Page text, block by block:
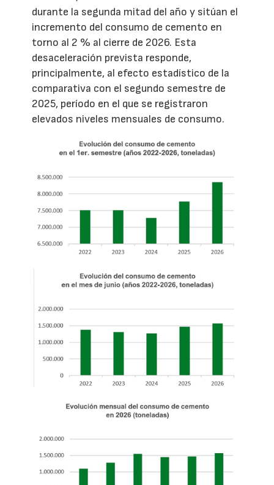
durante la segunda mitad del año y sitúan el
incremento del consumo de cemento en
torno al 2 % al cierre de 2026. Esta
desaceleración prevista responde,
principalmente, al efecto estadístico de la
comparativa con el segundo semestre de
2025, período en el que se registraron
elevados niveles mensuales de consumo.